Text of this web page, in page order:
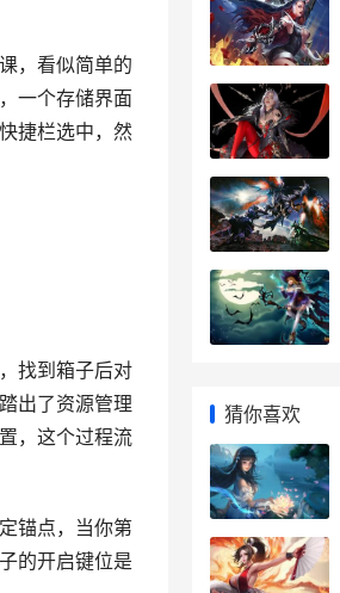
，看似简单的
一个存储界面
捷栏选中，然
找到箱子后对
出了资源管理
，这个过程流
锚点，当你第
的开启键位是
猜你喜欢